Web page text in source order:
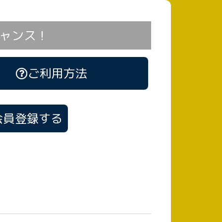
ンス！
ご利用方法
登録する